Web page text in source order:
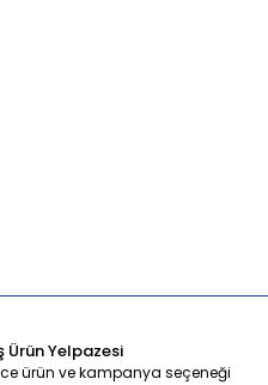
Ürün Yelpazesi
ürün ve kampanya seçeneği